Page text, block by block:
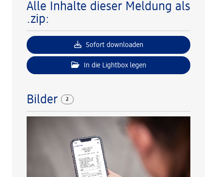
Alle Inhalte dieser Meldung als
.zip:
Sofort downloaden
In die Lightbox legen
Bilder 2